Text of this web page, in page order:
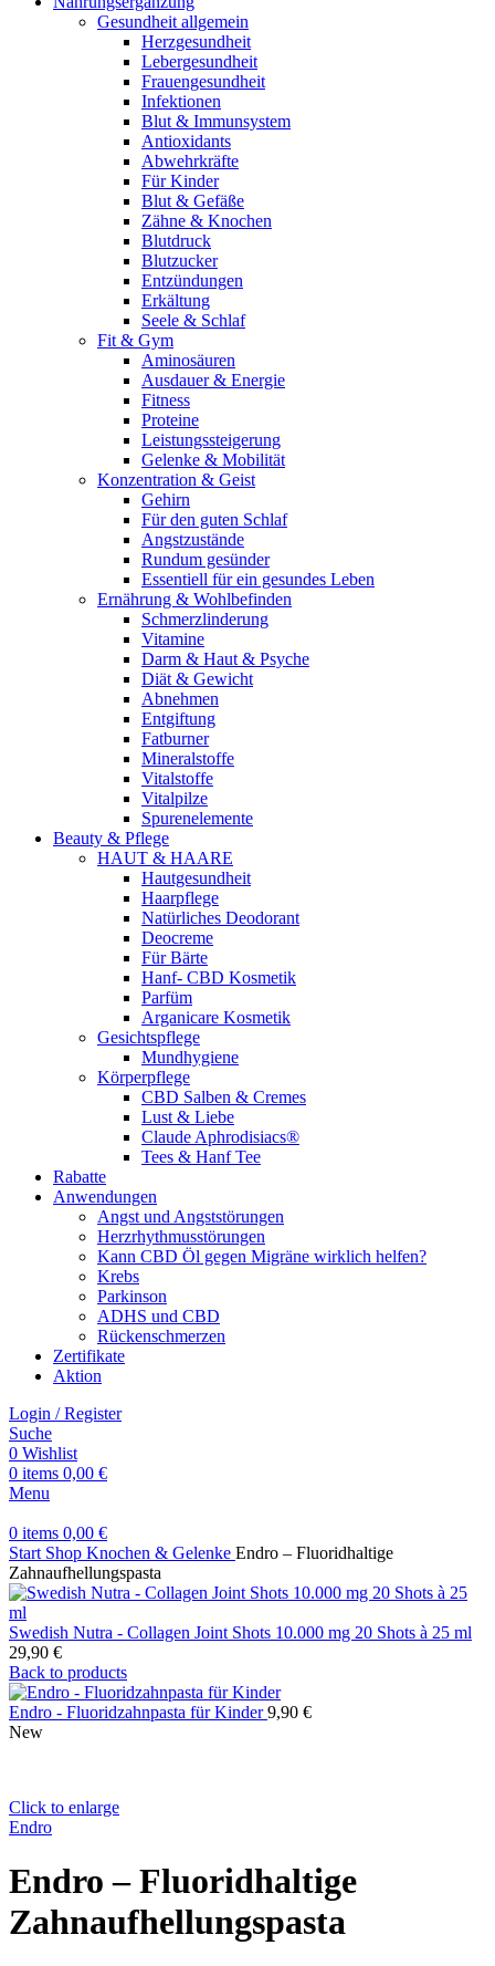
Gesundheit allgemein
Herzgesundheit
Lebergesundheit
Frauengesundheit
Infektionen
Blut & Immunsystem
Antioxidants
Abwehrkräfte
Für Kinder
Blut & Gefäße
Zähne & Knochen
Blutdruck
Blutzucker
Entzündungen
Erkältung
Seele & Schlaf
Fit & Gym
Aminosäuren
Ausdauer & Energie
Fitness
Proteine
Leistungssteigerung
Gelenke & Mobilität
Konzentration & Geist
Gehirn
Für den guten Schlaf
Angstzustände
Rundum gesünder
Essentiell für ein gesundes Leben
Ernährung & Wohlbefinden
Schmerzlinderung
Vitamine
Darm & Haut & Psyche
Diät & Gewicht
Abnehmen
Entgiftung
Fatburner
Mineralstoffe
Vitalstoffe
Vitalpilze
Spurenelemente
Beauty & Pflege
HAUT & HAARE
Hautgesundheit
Haarpflege
Natürliches Deodorant
Deocreme
Für Bärte
Hanf- CBD Kosmetik
Parfüm
Arganicare Kosmetik
Gesichtspflege
Mundhygiene
Körperpflege
CBD Salben & Cremes
Lust & Liebe
Claude Aphrodisiacs®
Tees & Hanf Tee
Rabatte
Anwendungen
Angst und Angststörungen
Herzrhythmusstörungen
Kann CBD Öl gegen Migräne wirklich helfen?
Krebs
Parkinson
ADHS und CBD
Rückenschmerzen
Zertifikate
Aktion
Login / Register
Suche
0 Wishlist
0 items 0,00 €
Menu
0 items 0,00 €
Start Shop Knochen & Gelenke Endro – Fluoridhaltige
Zahnaufhellungspasta
Swedish Nutra - Collagen Joint Shots 10.000 mg 20 Shots à 25 ml
29,90 €
Back to products
Endro - Fluoridzahnpasta für Kinder9,90 €
New
Click to enlarge
Endro
Endro – Fluoridhaltige
Zahnaufhellungspasta